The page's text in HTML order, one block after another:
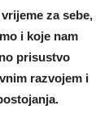
za sebe,
i koje nam
prisustvo
razvojem i